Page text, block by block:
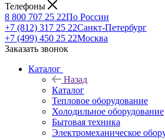
Телефоны
8 800 707 25 22По России
+7 (812) 317 25 22Санкт-Петербург
+7 (499) 450 25 22Москва
Заказать звонок
Каталог
Назад
Каталог
Тепловое оборудование
Холодильное оборудование
Бытовая техника
Электромеханическое